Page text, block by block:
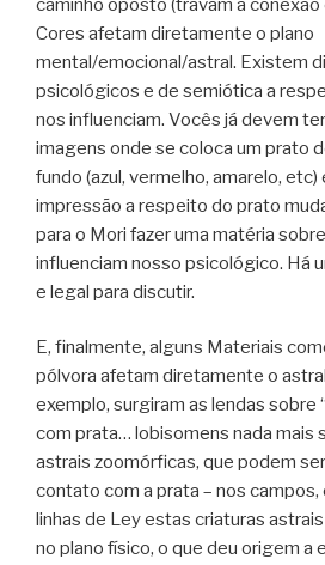
caminho oposto (travam a conexão
Cores afetam diretamente o plano
mental/emocional/astral. Existem
psicológicos e de semiótica a
nos influenciam. Vocês já devem
imagens onde se coloca um prato
fundo (azul, vermelho, amarelo, etc)
impressão a respeito do prato
para o Mori fazer uma matéria
influenciam nosso psicológico. Há
e legal para discutir.
E, finalmente, alguns Materiais
pólvora afetam diretamente o
exemplo, surgiram as lendas sobre
com prata… lobisomens nada mais
astrais zoomórficas, que podem
contato com a prata – nos campos,
linhas de Ley estas criaturas
no plano físico, o que deu origem a